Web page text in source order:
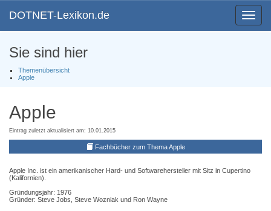
Toggle
DOTNET-Lexikon.de
Sie sind hier
Themenübersicht
Apple
Apple
Eintrag zuletzt aktualisiert am: 10.01.2015
Fachbücher zum Thema Apple
Apple Inc. ist ein amerikanischer Hard- und Softwarehersteller mit Sitz in Cupertino
(Kalifornien).
Gründungsjahr: 1976
Gründer: Steve Jobs, Steve Wozniak und Ron Wayne